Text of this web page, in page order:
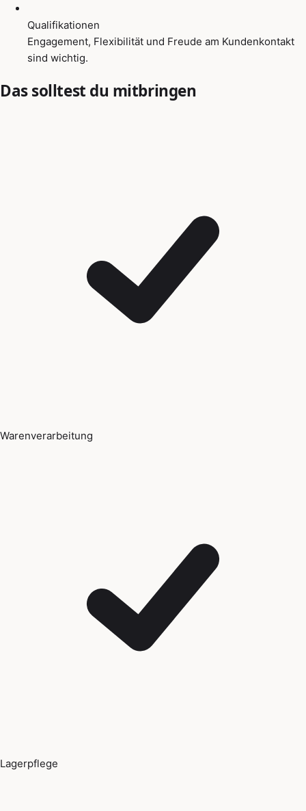
Qualifikationen
Engagement, Flexibilität und Freude am Kundenkontakt
sind wichtig.
Das solltest du mitbringen
Warenverarbeitung
Lagerpflege